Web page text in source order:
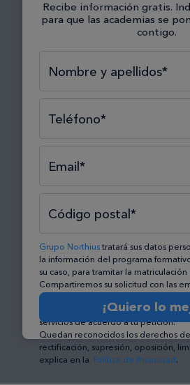
Recibe información gratis.
para que las academias se
contigo.
Selecciona el tipo*
Selecciona el área*
Selecciona la formación*
Nombre y apellidos*
Teléfono*
Email*
Código postal*
Grupo Northiustratará sus datos
la información del programa
su caso, para tramitar la
Compartiremos su solicitud con las
conforman el
puedan hacerle llegar la mejor oferta
servicios de acuerdo a tu petición.
Quedan reconocidos los derechos de
rectificación, supresión, oposición,
explica en la Política de Privacidad.
¡Quiero lo